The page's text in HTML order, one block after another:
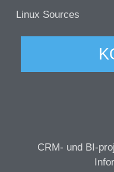
Linux Sources
CRM- und BI-